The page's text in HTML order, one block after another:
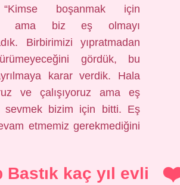
boşanmak için
ama biz eş olmayı
Birbirimizi yıpratmadan
gördük, bu
karar verdik. Hala
ve çalışıyoruz ama eş
sevmek bizim için bitti. Eş
etmemiz gerekmediğini
Bastık kaç yıl evli